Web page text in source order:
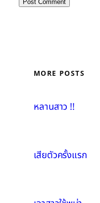
MORE POSTS
หลานสาว !!
เสียตัวครั้งแรก